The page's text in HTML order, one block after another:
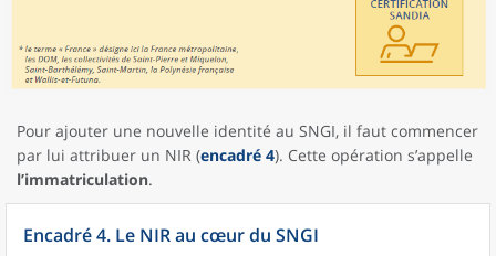
Pour ajouter une nouvelle identité au SNGI, il faut commencer
par lui attribuer un NIR (encadré 4). Cette opération s’appelle
l’immatriculation.
Encadré 4. Le NIR au cœur du SNGI